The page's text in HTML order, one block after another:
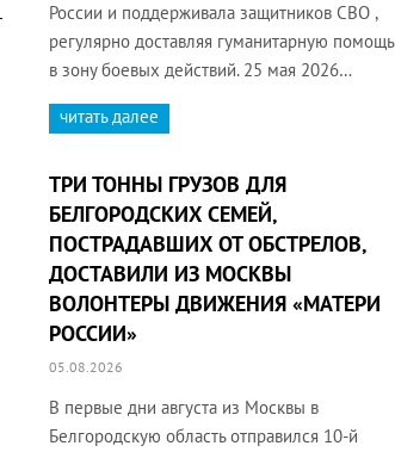
России и поддерживала защитников СВО ,
регулярно доставляя гуманитарную помощь
в зону боевых действий. 25 мая 2026…
читать далее
ТРИ ТОННЫ ГРУЗОВ ДЛЯ
БЕЛГОРОДСКИХ СЕМЕЙ,
ПОСТРАДАВШИХ ОТ ОБСТРЕЛОВ,
ДОСТАВИЛИ ИЗ МОСКВЫ
ВОЛОНТЕРЫ ДВИЖЕНИЯ «МАТЕРИ
РОССИИ»
05.08.2026
В первые дни августа из Москвы в
Белгородскую область отправился 10-й